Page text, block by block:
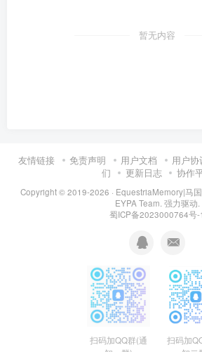
暂无内容
友情链接 免责声明 用户文档 用户
们
更新日志 协作
Copyright © 2019-2026 · EquestriaMemory|马
EYPA Team. 强力驱动.
蜀ICP备2023000764号-1
扫码加QQ群(通
扫码加